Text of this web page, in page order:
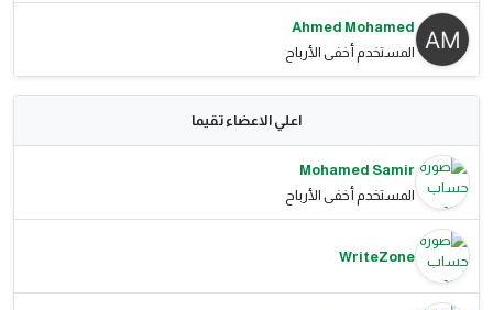
Ahmed Mohamed
المستخدم أخفى الأرباح
اعلي الاعضاء تقيما
Mohamed Samir
المستخدم أخفى الأرباح
WriteZone